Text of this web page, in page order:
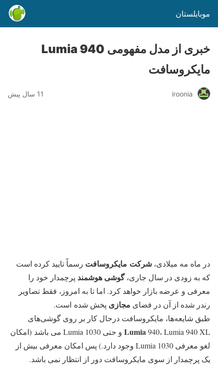
موبایلستان
خبری از مدل مفهومی Lumia 940
مایکروسافت
iroonia 11 سال پیش
در ماه مه میلادی، شرکت مایکروسافت رسماً تایید کرده است
که به زودی در سال جاری،گوشی هوشمند پرچمدار خود را
معرفی و عرضه بازار خواهد کرد. اما تا به امروز، فقط تصاویر
رندر شده از آن در فضای مجازی پخش شده‌ است.
طبق شایعه‌ها، مایکروسافت درحال کار بر روی گوشی‌های
Lumia
940، Lumia 940 XL و حتی Lumia 1030 می باشد (امکان
لغو معرفی Lumia 1030 وجود دارد.) پس امکان معرفی بیش از
یک پرچمدار از سوی مایکروسافت دور از انتظار نمی باشد.